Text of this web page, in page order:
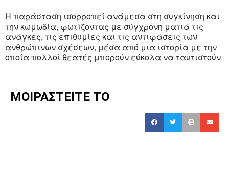
Η παράσταση ισορροπεί ανάμεσα στη συγκίνηση και
την κωμωδία, φωτίζοντας με σύγχρονη ματιά τις
ανάγκες, τις επιθυμίες και τις αντιφάσεις των
ανθρώπινων σχέσεων, μέσα από μια ιστορία με την
οποία πολλοί θεατές μπορούν εύκολα να ταυτιστούν.
ΜΟΙΡΑΣΤΕΙΤΕ ΤΟ